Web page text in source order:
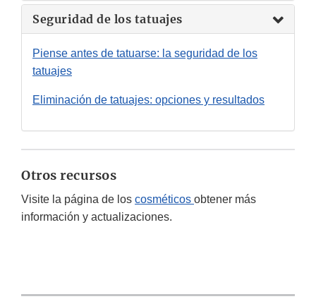
Seguridad de los tatuajes
Piense antes de tatuarse: la seguridad de los
tatuajes
Eliminación de tatuajes: opciones y resultados
Otros recursos
Visite la página de los cosméticos obtener más
información y actualizaciones.